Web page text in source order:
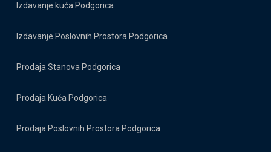
Izdavanje kuća Podgorica
Izdavanje Poslovnih Prostora Podgorica
Prodaja Stanova Podgorica
Prodaja Kuća Podgorica
Prodaja Poslovnih Prostora Podgorica